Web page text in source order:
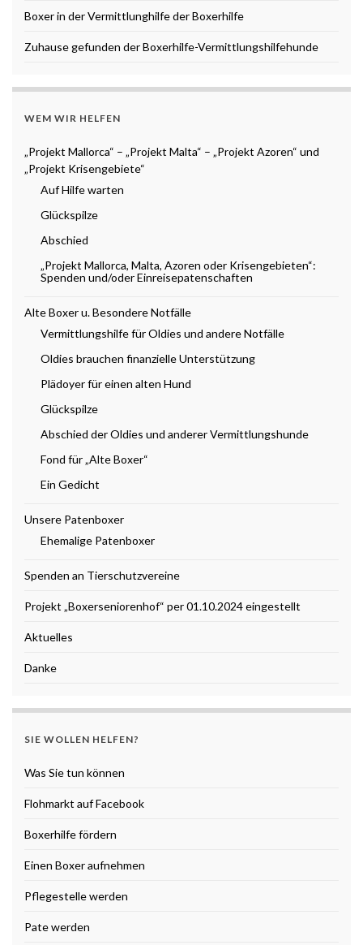
Boxer in der Vermittlunghilfe der Boxerhilfe
Zuhause gefunden der Boxerhilfe-Vermittlungshilfehunde
WEM WIR HELFEN
„Projekt Mallorca“ – „Projekt Malta“ – „Projekt Azoren“ und
„Projekt Krisengebiete“
Auf Hilfe warten
Glückspilze
Abschied
„Projekt Mallorca, Malta, Azoren oder Krisengebieten“:
Spenden und/oder Einreisepatenschaften
Alte Boxer u. Besondere Notfälle
Vermittlungshilfe für Oldies und andere Notfälle
Oldies brauchen finanzielle Unterstützung
Plädoyer für einen alten Hund
Glückspilze
Abschied der Oldies und anderer Vermittlungshunde
Fond für „Alte Boxer“
Ein Gedicht
Unsere Patenboxer
Ehemalige Patenboxer
Spenden an Tierschutzvereine
Projekt „Boxerseniorenhof“ per 01.10.2024 eingestellt
Aktuelles
Danke
SIE WOLLEN HELFEN?
Was Sie tun können
Flohmarkt auf Facebook
Boxerhilfe fördern
Einen Boxer aufnehmen
Pflegestelle werden
Pate werden